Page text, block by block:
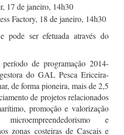
17 de janeiro, 14h30
Factory, 18 de janeiro, 14h30
pode ser efetuada através do
de programação 2014-
do GAL Pesca Ericeira-
de forma pioneira, mais de 2,5
de projetos relacionados
promoção e valorização
e
zonas costeiras de Cascais e